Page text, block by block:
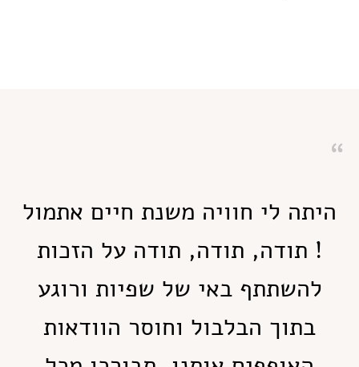
היתה לי חוויה משנת חיים אתמול
! תודה, תודה, תודה על הזכות
להשתתף באי של שפיות ורוגע
בתוך הבלבול וחוסר הוודאות